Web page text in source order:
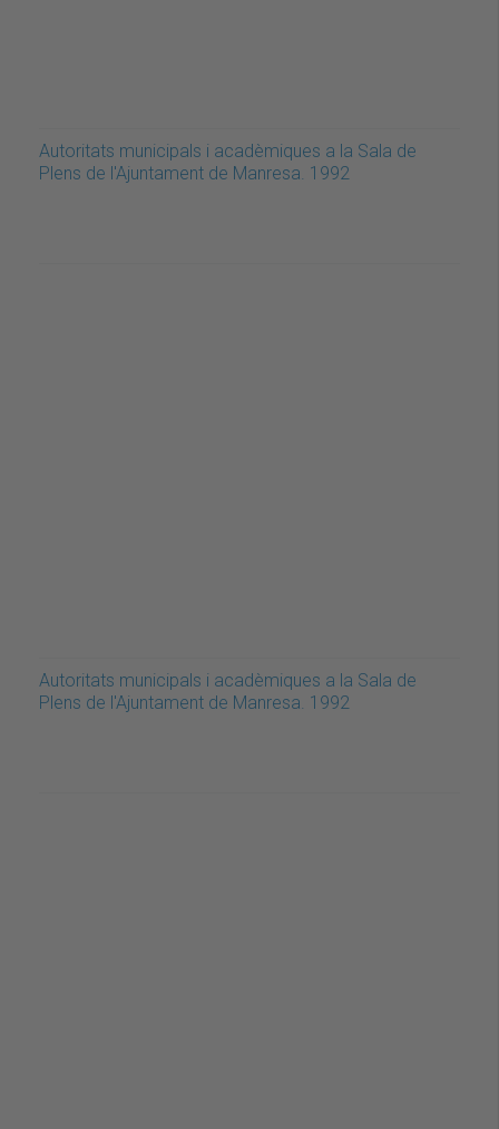
Autoritats municipals i acadèmiques a la Sala de
Plens de l'Ajuntament de Manresa. 1992
Autoritats municipals i acadèmiques a la Sala de
Plens de l'Ajuntament de Manresa. 1992